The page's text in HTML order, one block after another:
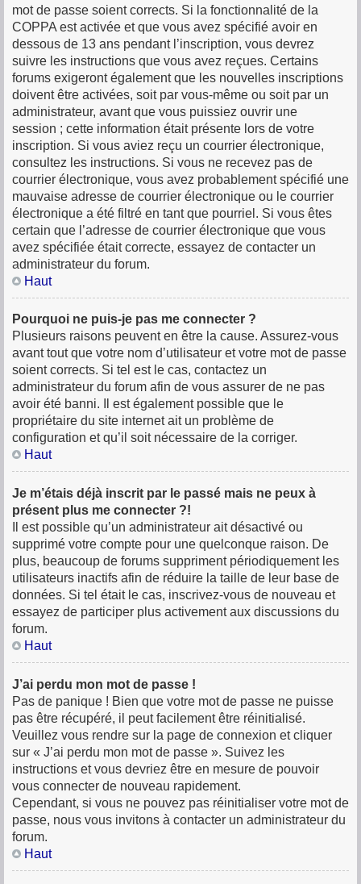
mot de passe soient corrects. Si la fonctionnalité de la
COPPA est activée et que vous avez spécifié avoir en
dessous de 13 ans pendant l’inscription, vous devrez
suivre les instructions que vous avez reçues. Certains
forums exigeront également que les nouvelles inscriptions
doivent être activées, soit par vous-même ou soit par un
administrateur, avant que vous puissiez ouvrir une
session ; cette information était présente lors de votre
inscription. Si vous aviez reçu un courrier électronique,
consultez les instructions. Si vous ne recevez pas de
courrier électronique, vous avez probablement spécifié une
mauvaise adresse de courrier électronique ou le courrier
électronique a été filtré en tant que pourriel. Si vous êtes
certain que l’adresse de courrier électronique que vous
avez spécifiée était correcte, essayez de contacter un
administrateur du forum.
Haut
Pourquoi ne puis-je pas me connecter ?
Plusieurs raisons peuvent en être la cause. Assurez-vous
avant tout que votre nom d’utilisateur et votre mot de passe
soient corrects. Si tel est le cas, contactez un
administrateur du forum afin de vous assurer de ne pas
avoir été banni. Il est également possible que le
propriétaire du site internet ait un problème de
configuration et qu’il soit nécessaire de la corriger.
Haut
Je m’étais déjà inscrit par le passé mais ne peux à
présent plus me connecter ?!
Il est possible qu’un administrateur ait désactivé ou
supprimé votre compte pour une quelconque raison. De
plus, beaucoup de forums suppriment périodiquement les
utilisateurs inactifs afin de réduire la taille de leur base de
données. Si tel était le cas, inscrivez-vous de nouveau et
essayez de participer plus activement aux discussions du
forum.
Haut
J’ai perdu mon mot de passe !
Pas de panique ! Bien que votre mot de passe ne puisse
pas être récupéré, il peut facilement être réinitialisé.
Veuillez vous rendre sur la page de connexion et cliquer
sur « J’ai perdu mon mot de passe ». Suivez les
instructions et vous devriez être en mesure de pouvoir
vous connecter de nouveau rapidement.
Cependant, si vous ne pouvez pas réinitialiser votre mot de
passe, nous vous invitons à contacter un administrateur du
forum.
Haut